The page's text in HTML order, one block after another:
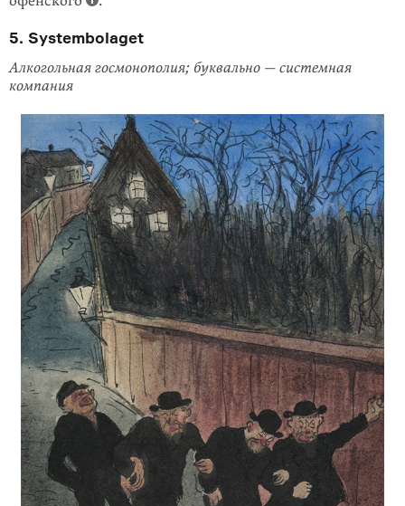
5. Systembolaget
Алкогольная госмонополия; буквально — системная
компания